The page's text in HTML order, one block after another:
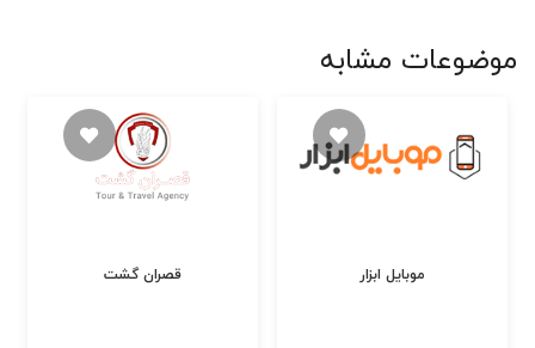
موضوعات مشابه
قصران گشت موبایل ابزار